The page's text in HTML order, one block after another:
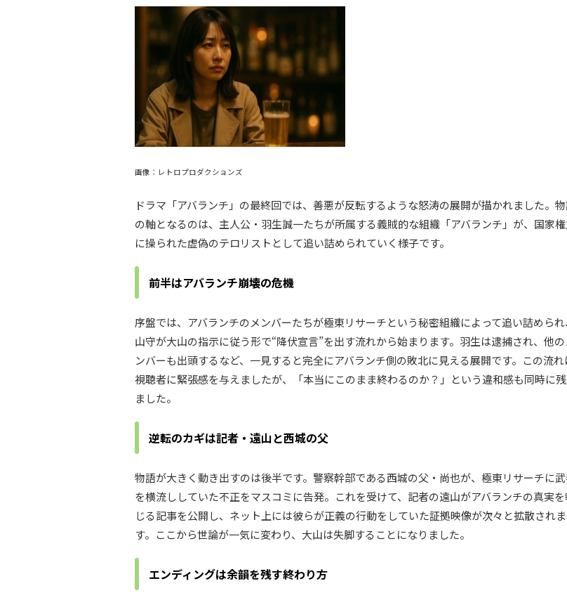
画像：レトロプロダクションズ
ドラマ「アバランチ」の最終回では、善悪が反転するような怒涛の展開が描かれました。
の軸となるのは、主人公・羽生誠一たちが所属する義賊的な組織「アバランチ」が、国家
に操られた虚偽のテロリストとして追い詰められていく様子です。
前半はアバランチ崩壊の危機
序盤では、アバランチのメンバーたちが極東リサーチという秘密組織によって追い詰められ
山守が大山の指示に従う形で“降伏宣言”を出す流れから始まります。羽生は逮捕され、他の
ンバーも出頭するなど、一見すると完全にアバランチ側の敗北に見える展開です。この流れ
視聴者に緊張感を与えましたが、「本当にこのまま終わるのか？」という違和感も同時に
ました。
逆転のカギは記者・遠山と西城の父
物語が大きく動き出すのは後半です。警察幹部である西城の父・尚也が、極東リサーチに
を横流ししていた不正をマスコミに告発。これを受けて、記者の遠山がアバランチの真実を
じる記事を公開し、ネット上には彼らが正義の行動をしていた証拠映像が次々と拡散されま
す。ここから世論が一気に変わり、大山は失脚することになりました。
エンディングは余韻を残す終わり方